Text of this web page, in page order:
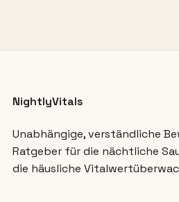
NightlyVitals
Unabhängige, verständliche
Ratgeber für die nächtliche
die häusliche